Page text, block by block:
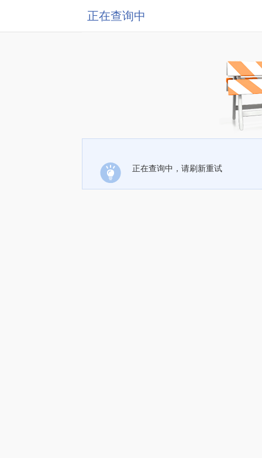
正在查询中
正在查询中，请刷新重试